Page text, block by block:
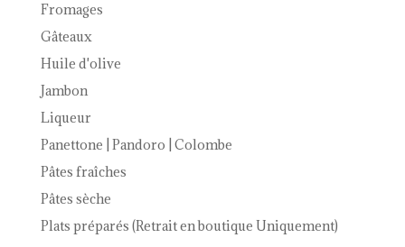
Fromages
Gâteaux
Huile d'olive
Jambon
Liqueur
Panettone | Pandoro | Colombe
Pâtes fraîches
Pâtes sèche
Plats préparés (Retrait en boutique Uniquement)